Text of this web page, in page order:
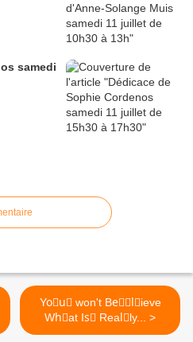
samedi
Yoِuّ won't Beٍُlُieve
Whُat Isّ Realِly... >